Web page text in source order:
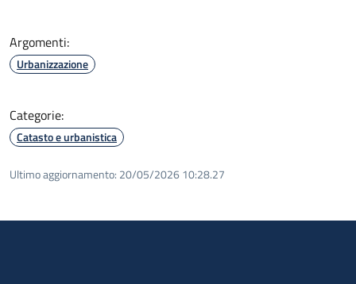
Argomenti:
Urbanizzazione
Categorie:
Catasto e urbanistica
Ultimo aggiornamento: 20/05/2026 10:28.27